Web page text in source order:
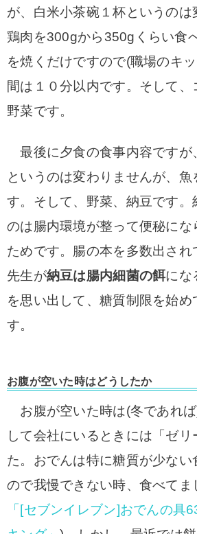
が、白米小茶碗１杯というのは
鶏肉を300gから350gくらい食
を焼くだけですので(職場のキ
間は１０分以内です。 そして、
野菜です。
最後に夕食の食事内容です
というのは変わりませんが、魚
す。 そして、野菜、納豆です。
のは腸内環境が整って便秘にな
ためです。
腸の本を多数出さ
先生が納豆は腸内細菌の餌にな
を思い出して、糖質制限を始め
す。
お腹が空いた時はどうしたか
お腹が空いた時は(冬であれ
して会社にいるときには「ゼリ
た。おでんは特に糖質が少ない
ので我慢できない時、 食べてま
「[セブンイレブン]おでんの具